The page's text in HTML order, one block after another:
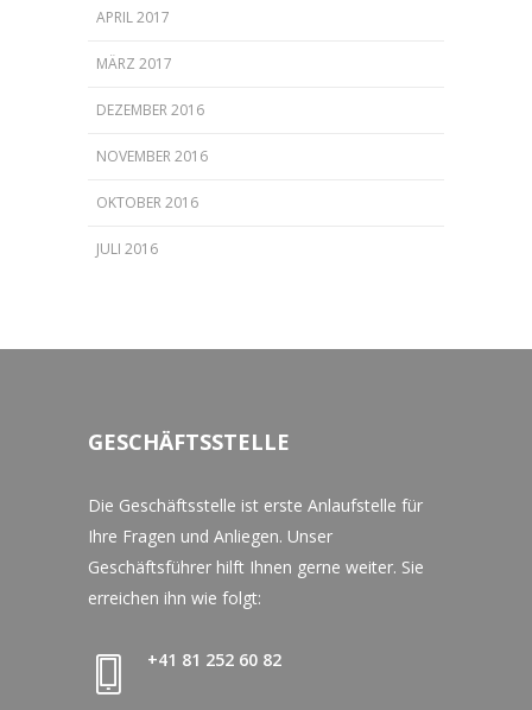
APRIL 2017
MÄRZ 2017
DEZEMBER 2016
NOVEMBER 2016
OKTOBER 2016
JULI 2016
GESCHÄFTSSTELLE
Die Geschäftsstelle ist erste Anlaufstelle für
Ihre Fragen und Anliegen. Unser
Geschäftsführer hilft Ihnen gerne weiter. Sie
erreichen ihn wie folgt:
+41 81 252 60 82